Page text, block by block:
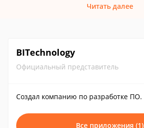
Читать далее
BITechnology
Официальный представитель
Создал компанию по разработке ПО.
Все приложения (1)